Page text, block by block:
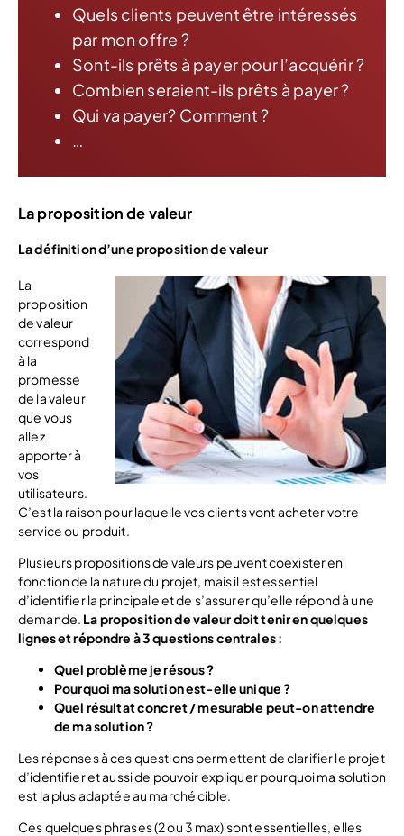
Quels clients peuvent être intéressés
par mon offre ?
Sont-ils prêts à payer pour l’acquérir ?
Combien seraient-ils prêts à payer ?
Qui va payer? Comment ?
…
La proposition de valeur
La définition d’une proposition de valeur
La
proposition
de valeur
correspond
à la
promesse
de la valeur
que vous
allez
apporter à
vos
utilisateurs.
C’est la raison pour laquelle vos clients vont acheter votre
service ou produit.
Plusieurs propositions de valeurs peuvent coexister en
fonction de la nature du projet, mais il est essentiel
d’identifier la principale et de s’assurer qu’elle répond à une
demande. La proposition de valeur doit tenir en quelques
lignes et répondre à 3 questions centrales :
Quel problème je résous ?
Pourquoi ma solution est-elle unique ?
Quel résultat concret / mesurable peut-on attendre
de ma solution ?
Les réponses à ces questions permettent de clarifier le projet
d’identifier et aussi de pouvoir expliquer pourquoi ma solution
est la plus adaptée au marché cible.
Ces quelques phrases (2 ou 3 max) sont essentielles, elles